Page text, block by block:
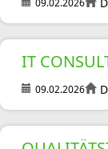
09.02.2026
IT
09.02.2026